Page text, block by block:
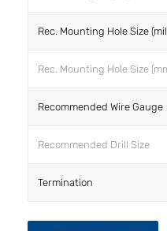
Rec. Mounting Hole Size
Rec. Mounting Hole Size
Recommended Wire Gauge
Recommended Drill Size
Termination